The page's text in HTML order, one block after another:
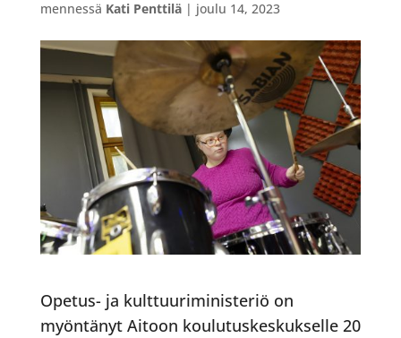
mennessä Kati Penttilä| joulu 14, 2023
Opetus- ja kulttuuriministeriö on
myöntänyt Aitoon koulutuskeskukselle 20